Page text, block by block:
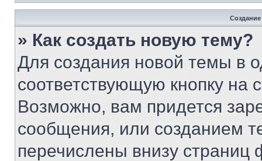
» Как создать новую тему?
Для создания новой темы в
соответствующую кнопку
Возможно, вам придется
сообщения, или созданием
перечислены внизу